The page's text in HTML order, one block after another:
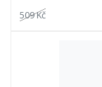
509 Kč